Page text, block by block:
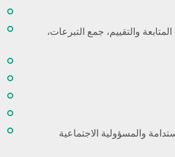
والتقييم، جمع التبرعات،
والمسؤولية الاجتماعية